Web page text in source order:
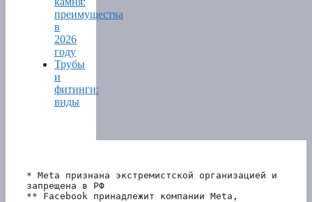
преимущества
в
2026
году
Трубы
и
фитинги:
виды
* Meta признана экстремистской организацией и
запрещена в РФ
** Facebook принадлежит компании Meta,